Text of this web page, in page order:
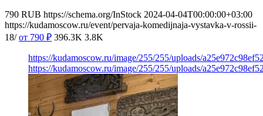
790 RUB https://schema.org/InStock 2024-04-04T00:00:00+03:00
https://kudamoscow.ru/event/pervaja-komedijnaja-vystavka-v-rossii-
18/ от 790 ₽ 396.3K 3.8K
https://kudamoscow.ru/image/255/255/uploads/
https://kudamoscow.ru/image/255/255/uploads/